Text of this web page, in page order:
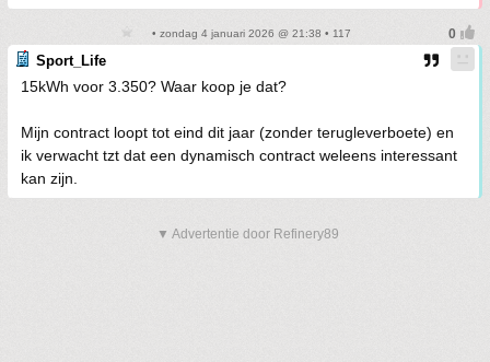
• zondag 4 januari 2026 @ 21:38 • 117
Sport_Life
15kWh voor 3.350? Waar koop je dat?
Mijn contract loopt tot eind dit jaar (zonder terugleverboete) en
ik verwacht tzt dat een dynamisch contract weleens interessant
kan zijn.
▼ Advertentie door Refinery89